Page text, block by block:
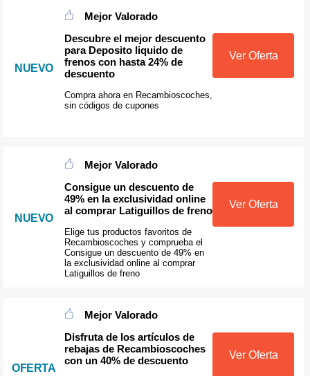
NUEVO
Mejor Valorado
Descubre el mejor descuento
para Deposito liquido de
frenos con hasta 24% de
descuento
Compra ahora en Recambioscoches,
sin códigos de cupones
Ver Oferta
NUEVO
Mejor Valorado
Consigue un descuento de
49% en la exclusividad online
al comprar Latiguillos de freno
Elige tus productos favoritos de
Recambioscoches y comprueba el
Consigue un descuento de 49% en
la exclusividad online al comprar
Latiguillos de freno
Ver Oferta
OFERTA
Mejor Valorado
Disfruta de los artículos de
rebajas de Recambioscoches
con un 40% de descuento
Ver Oferta